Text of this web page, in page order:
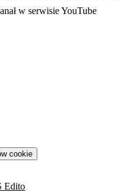
karcie
w serwisie YouTube
cookie
Edito